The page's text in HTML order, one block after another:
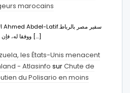
marocains
ووفقا له، فإن هذا الإجراء يهدف إلى […]
les États-Unis menacent
- Atlasinfo surChute de
du Polisario en moins